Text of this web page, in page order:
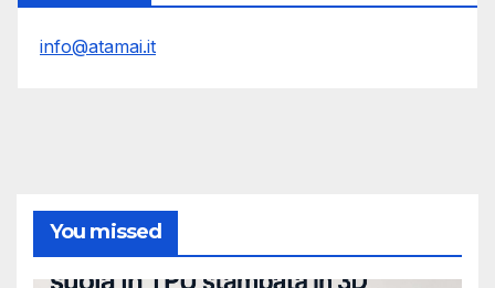
info@atamai.it
You missed